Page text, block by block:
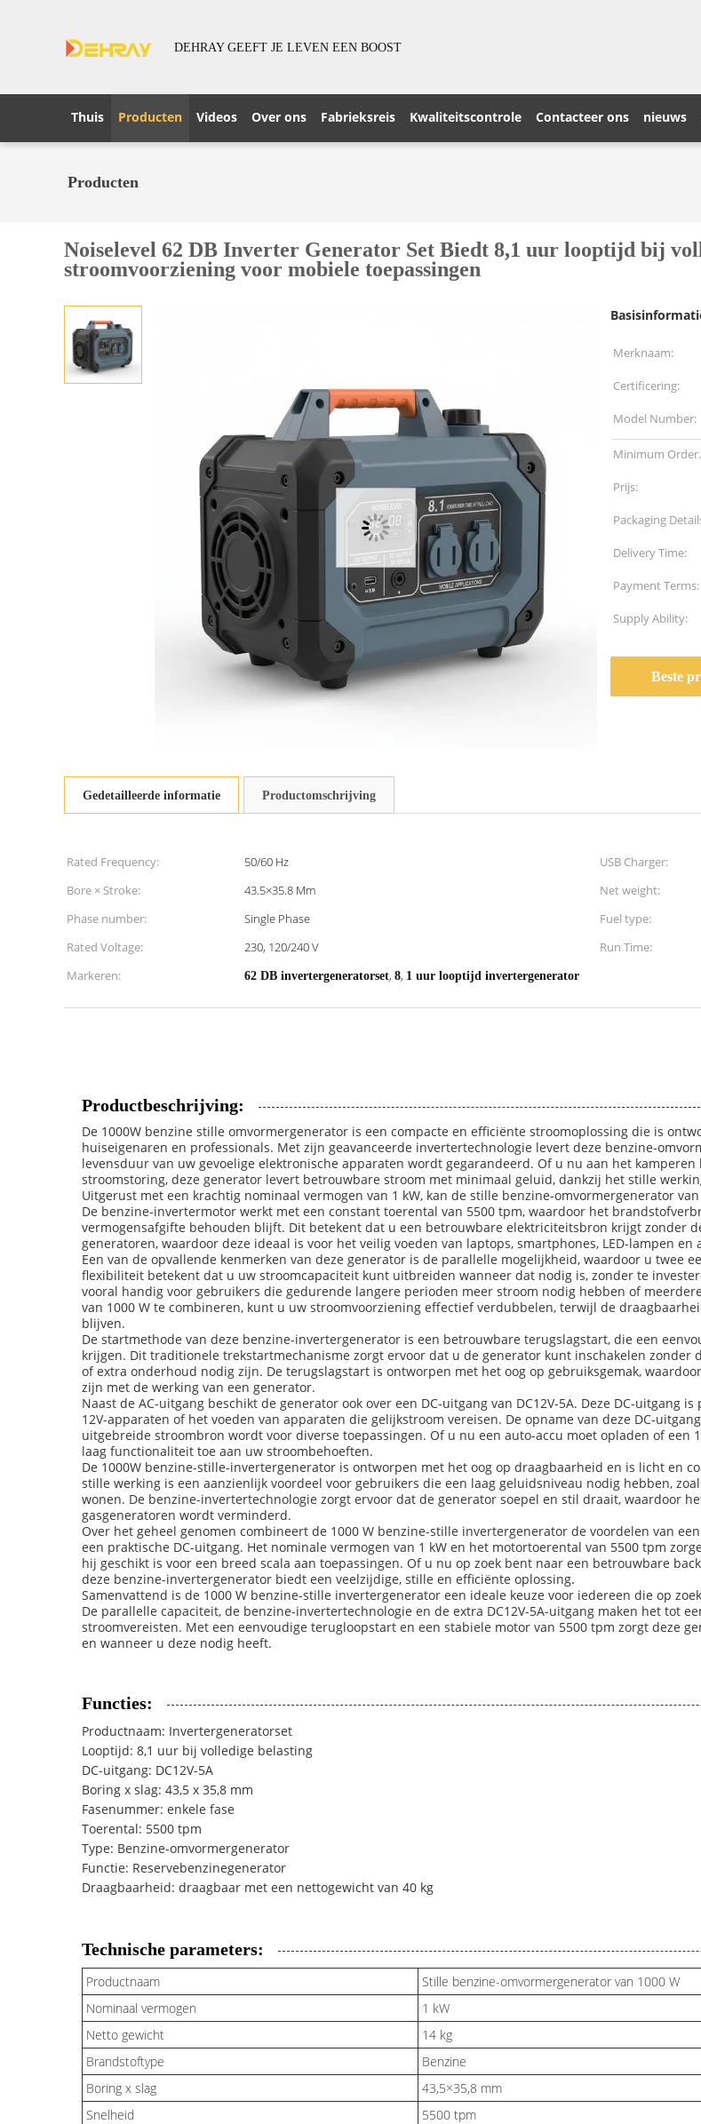
DEHRAY GEEFT JE LEVEN EEN BOOST
Thuis Producten Videos Over ons Fabrieksreis Kwaliteitscontrole Contacteer ons nieuws
Producten
Noiselevel 62 DB Inverter Generator Set Biedt 8,1 uur looptijd bij
stroomvoorziening voor mobiele toepassingen
Merknaam:
Certificering:
Model Number:
Minimum Order
Quantity:
Prijs:
Packaging
Delivery Time:
Payment Terms:
Supply Ability:
Beste
Gedetailleerde informatie Productomschrijving
Rated Frequency: 50/60 Hz USB Charger:
Bore × Stroke:
43.5×35.8 Mm Net weight:
Phase number:
Single Phase Fuel type:
Rated Voltage:
230, 120/240 V Run Time:
Markeren:
62 DB invertergeneratorset, 8, 1 uur looptijd invertergenerator
Productbeschrijving:
De 1000W benzine stille omvormergenerator is een compacte en efficiënte stroomoplossing die is
huiseigenaren en professionals. Met zijn geavanceerde invertertechnologie levert deze benzine-
levensduur van uw gevoelige elektronische apparaten wordt gegarandeerd. Of u nu aan het
stroomstoring, deze generator levert betrouwbare stroom met minimaal geluid, dankzij het stille
Uitgerust met een krachtig nominaal vermogen van 1 kW, kan de stille benzine-omvormergenerator
De benzine-invertermotor werkt met een constant toerental van 5500 tpm, waardoor het
vermogensafgifte behouden blijft. Dit betekent dat u een betrouwbare elektriciteitsbron krijgt zonder
generatoren, waardoor deze ideaal is voor het veilig voeden van laptops, smartphones, LED-lampen
Een van de opvallende kenmerken van deze generator is de parallelle mogelijkheid, waardoor u twee
flexibiliteit betekent dat u uw stroomcapaciteit kunt uitbreiden wanneer dat nodig is, zonder te
vooral handig voor gebruikers die gedurende langere perioden meer stroom nodig hebben of
van 1000 W te combineren, kunt u uw stroomvoorziening effectief verdubbelen, terwijl de
blijven.
De startmethode van deze benzine-invertergenerator is een betrouwbare terugslagstart, die een
krijgen. Dit traditionele trekstartmechanisme zorgt ervoor dat u de generator kunt inschakelen
of extra onderhoud nodig zijn. De terugslagstart is ontworpen met het oog op gebruiksgemak,
zijn met de werking van een generator.
Naast de AC-uitgang beschikt de generator ook over een DC-uitgang van DC12V-5A. Deze DC-
12V-apparaten of het voeden van apparaten die gelijkstroom vereisen. De opname van deze DC-
uitgebreide stroombron wordt voor diverse toepassingen. Of u nu een auto-accu moet opladen of een
laag functionaliteit toe aan uw stroombehoeften.
De 1000W benzine-stille-invertergenerator is ontworpen met het oog op draagbaarheid en is licht en
stille werking is een aanzienlijk voordeel voor gebruikers die een laag geluidsniveau nodig hebben,
wonen. De benzine-invertertechnologie zorgt ervoor dat de generator soepel en stil draait, waardoor
gasgeneratoren wordt verminderd.
Over het geheel genomen combineert de 1000 W benzine-stille invertergenerator de voordelen van
een praktische DC-uitgang. Het nominale vermogen van 1 kW en het motortoerental van 5500 tpm
hij geschikt is voor een breed scala aan toepassingen. Of u nu op zoek bent naar een betrouwbare
deze benzine-invertergenerator biedt een veelzijdige, stille en efficiënte oplossing.
Samenvattend is de 1000 W benzine-stille invertergenerator een ideale keuze voor iedereen die op
De parallelle capaciteit, de benzine-invertertechnologie en de extra DC12V-5A-uitgang maken het tot
stroomvereisten. Met een eenvoudige terugloopstart en een stabiele motor van 5500 tpm zorgt deze
en wanneer u deze nodig heeft.
Functies:
Productnaam: Invertergeneratorset
Looptijd: 8,1 uur bij volledige belasting
DC-uitgang: DC12V-5A
Boring x slag: 43,5 x 35,8 mm
Fasenummer: enkele fase
Toerental: 5500 tpm
Type: Benzine-omvormergenerator
Functie: Reservebenzinegenerator
Draagbaarheid: draagbaar met een nettogewicht van 40 kg
Technische parameters:
Productnaam
Stille benzine-omvormergenerator van 1000 W
Nominaal vermogen
1 kW
Netto gewicht
14 kg
Brandstoftype
Benzine
Boring x slag
43,5×35,8 mm
Snelheid
5500 tpm